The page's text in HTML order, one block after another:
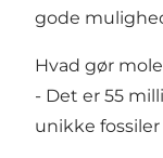
gode
Hvad gør
- Det er 55
unikke